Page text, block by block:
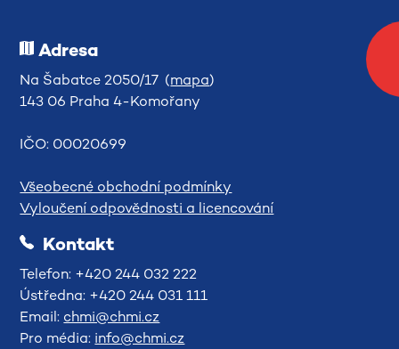
Adresa
Na Šabatce 2050/17 (mapa)
143 06 Praha 4-Komořany
IČO: 00020699
Všeobecné obchodní podmínky
Vyloučení odpovědnosti a licencování
Kontakt
Telefon: +420 244 032 222
Ústředna: +420 244 031 111
Email: chmi@chmi.cz
Pro média: info@chmi.cz